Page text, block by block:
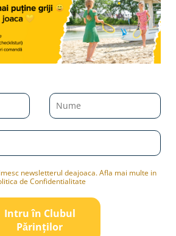
newsletterul deajoaca. Afla mai multe in
de Confidentialitate
Intru în Clubul
Pǎrinților